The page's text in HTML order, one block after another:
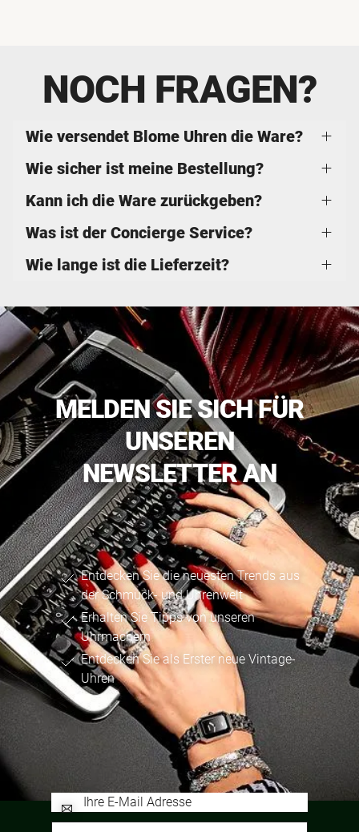
NOCH FRAGEN?
Wie versendet Blome Uhren die Ware?
Wie sicher ist meine Bestellung?
Kann ich die Ware zurückgeben?
Was ist der Concierge Service?
Wie lange ist die Lieferzeit?
MELDEN SIE SICH FÜR
UNSEREN
NEWSLETTER AN
Entdecken Sie die neuesten Trends aus
der Schmuck- und Uhrenwelt
Erhalten Sie Tipps von unseren
Uhrmachern
Entdecken Sie als Erster neue Vintage-
Uhren